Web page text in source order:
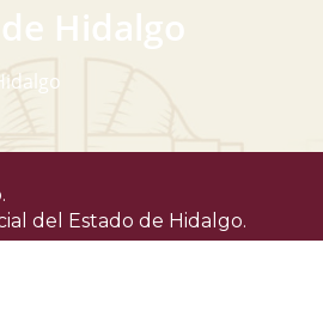
Hidalgo
del Estado de Hidalgo.